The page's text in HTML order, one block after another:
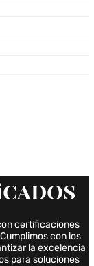
certificaciones
con los
la excelencia
para soluciones